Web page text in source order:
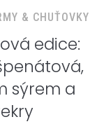
& CHUŤOVKY
edice:
sýrem a